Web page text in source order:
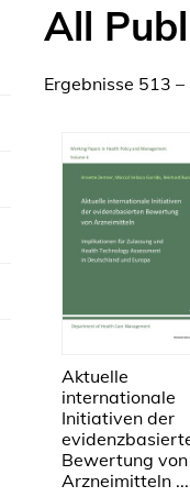
All
Ergebnisse 513
Aktuelle
internationale
Initiativen der
Bewertung von
Arzneimitteln ...